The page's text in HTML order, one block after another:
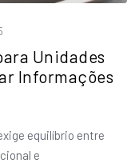
Unidades
Informações
equilíbrio entre
e